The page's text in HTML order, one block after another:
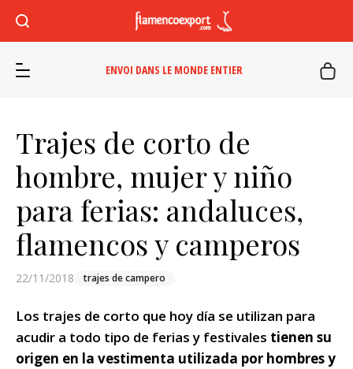
ENVOI DANS LE MONDE ENTIER
Trajes de corto de
hombre, mujer y niño
para ferias: andaluces,
flamencos y camperos
22/11/2018 trajes de campero
Los trajes de corto que hoy día se utilizan para
acudir a todo tipo de ferias y festivales tienen su
origen en la vestimenta utilizada por hombres y